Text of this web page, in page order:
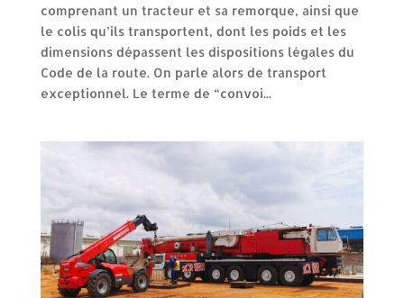
comprenant un tracteur et sa remorque, ainsi que
le colis qu’ils transportent, dont les poids et les
dimensions dépassent les dispositions légales du
Code de la route. On parle alors de transport
exceptionnel. Le terme de “convoi...